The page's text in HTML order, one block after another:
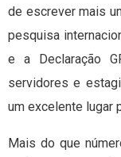
de escrever mais
pesquisa
e a Declaração
servidores e
um excelente lugar
Mais do que